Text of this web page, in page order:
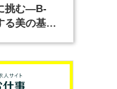
挑む―B-
る美の基準